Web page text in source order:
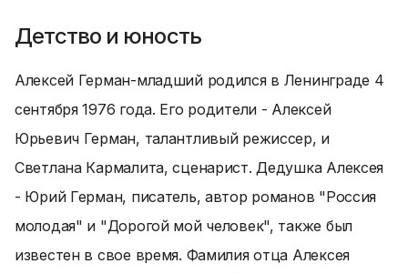
Детство и юность
Алексей Герман-младший родился в Ленинграде 4
сентября 1976 года. Его родители - Алексей
Юрьевич Герман, талантливый режиссер, и
Светлана Кармалита, сценарист. Дедушка Алексея
- Юрий Герман, писатель, автор романов "Россия
молодая" и "Дорогой мой человек", также был
известен в свое время. Фамилия отца Алексея